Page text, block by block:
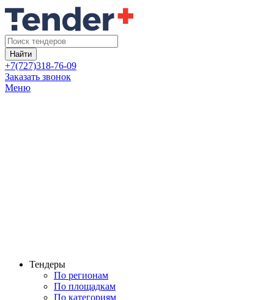
Найти
+7(727)318-76-09
Заказать звонок
Меню
Тендеры
По регионам
По площадкам
По категориям